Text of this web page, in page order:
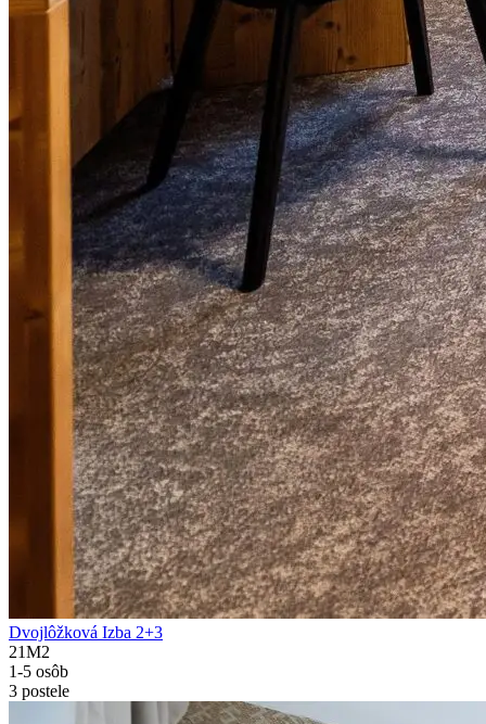
Dvojlôžková Izba 2+3
21M2
1-5 osôb
3 postele